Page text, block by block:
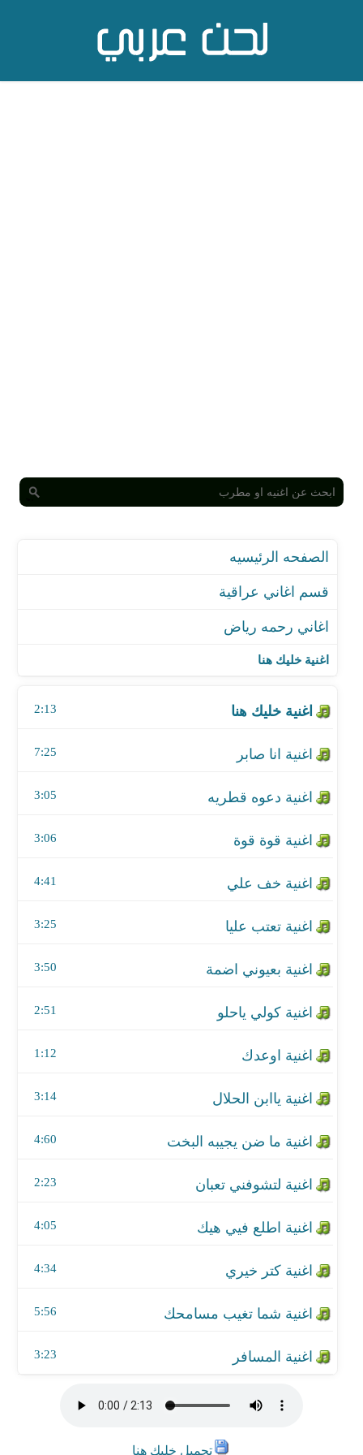
قسم اغاني عراقية
اغنية خليك هنا
اغنية خليك هنا
2:13
اغنية انا صابر
7:25
اغنية دعوه قطريه
3:05
3:06
4:41
3:25
اغنية بعيوني اضمة
3:50
اغنية كولي ياحلو
2:51
اغنية اوعدك
1:12
3:14
4:60
2:23
اغنية اطلع فيي هيك
4:05
اغنية كتر خيري
4:34
اغنية شما تغيب مسامحك
5:56
3:23
تحميل خليك هنا